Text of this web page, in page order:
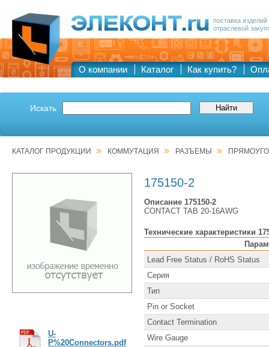
поставка
отраслевой
О компании Каталог Как купить?
Искать
КАТАЛОГ ПРОДУКЦИИ » КОММУТАЦИЯ » РАЗЪЕМЫ »
175150-2
Описание 175150-2
CONTACT TAB 20-16AWG
Технические характеристики
Lead Free Status / RoHS Status
Серия
Тип
Pin or Socket
Contact Termination
Wire Gauge
U-
P%20Connectors.pdf